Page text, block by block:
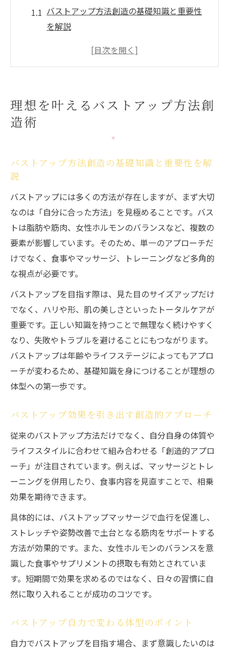
バストアップ方法創造の基礎知識と重要性
を解説
バストアップ効果を引き出す創造的アプロ
極め方
自分らしく美しく！新しいバストアップの発想
バストアップ方法で自分らしさを活かすコ
バストアップ効果に差が出る新しい発想と
は
バストアップと美しさを両立させる実践術
バストアップ方法の創造で叶える理想像
バストアップ効果を実感した新発想の体験
談
自然に近づくバストアップで自信向上
自然なバストアップ方法で健康的な美しさ
を追求
バストアップ効果を実感する日常ケアのコ
ツ
バストアップマッサージの正しいやり方と
は
バストアップ方法が自信向上につながる理
バストアップに役立つ生活習慣の工夫
バストアップ方法選びに迷う方へのヒント
バストアップ方法の違いと選び方のポイン
ト
バストアップ効果が期待できる見極め方を
解説
バストアップ自力で叶えるための注意点
バストアップ方法選びのよくある失敗と対
策
バストアップ方法創造で得られる満足感と
短期間で実感できるバストアップの鍵
短期間でバストアップ効果を高める秘訣
理想を叶えるバストアップ方法創
造術
バストアップ方法創造の基礎知識と重要性を解
説
バストアップには多くの方法が存在しますが、まず大切
なのは「自分に合った方法」を見極めることです。バス
トは脂肪や筋肉、女性ホルモンのバランスなど、複数の
要素が影響しています。そのため、単一のアプローチだ
けでなく、食事やマッサージ、トレーニングなど多角的
な視点が必要です。
バストアップを目指す際は、見た目のサイズアップだけ
でなく、ハリや形、肌の美しさといったトータルケアが
重要です。正しい知識を持つことで無理なく続けやすく
なり、失敗やトラブルを避けることにもつながります。
バストアップは年齢やライフステージによってもアプロ
ーチが変わるため、基礎知識を身につけることが理想の
体型への第一歩です。
バストアップ効果を引き出す創造的アプローチ
従来のバストアップ方法だけでなく、自分自身の体質や
ライフスタイルに合わせて組み合わせる「創造的アプロ
ーチ」が注目されています。例えば、マッサージとトレ
ーニングを併用したり、食事内容を見直すことで、相乗
効果を期待できます。
具体的には、バストアップマッサージで血行を促進し、
ストレッチや姿勢改善で土台となる筋肉をサポートする
方法が効果的です。また、女性ホルモンのバランスを意
識した食事やサプリメントの摂取も有効とされていま
す。短期間で効果を求めるのではなく、日々の習慣に自
然に取り入れることが成功のコツです。
バストアップ自力で変わる体型のポイント
自力でバストアップを目指す場合、まず意識したいのは